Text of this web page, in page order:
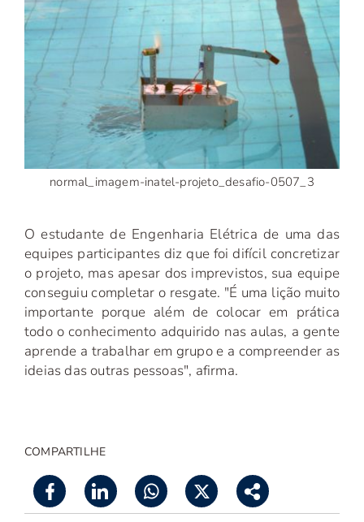
normal_imagem-inatel-projeto_desafio-0507_3
O estudante de Engenharia Elétrica de uma das
equipes participantes diz que foi difícil concretizar
o projeto, mas apesar dos imprevistos, sua equipe
conseguiu completar o resgate. "É uma lição muito
importante porque além de colocar em prática
todo o conhecimento adquirido nas aulas, a gente
aprende a trabalhar em grupo e a compreender as
ideias das outras pessoas", afirma.
COMPARTILHE